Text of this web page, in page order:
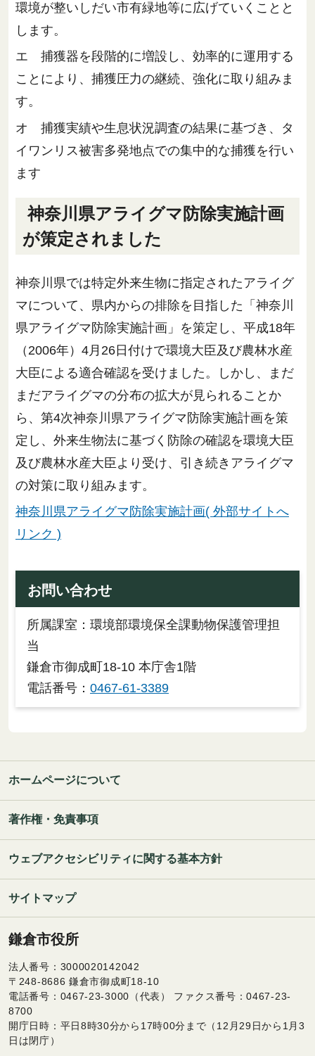
環境が整いしだい市有緑地等に広げていくことと
します。
エ 捕獲器を段階的に増設し、効率的に運用する
ことにより、捕獲圧力の継続、強化に取り組みま
す。
オ 捕獲実績や生息状況調査の結果に基づき、タ
イワンリス被害多発地点での集中的な捕獲を行い
ます
神奈川県アライグマ防除実施計画
が策定されました
神奈川県では特定外来生物に指定されたアライグ
マについて、県内からの排除を目指した「神奈川
県アライグマ防除実施計画」を策定し、平成18年
（2006年）4月26日付けで環境大臣及び農林水産
大臣による適合確認を受けました。しかし、まだ
まだアライグマの分布の拡大が見られることか
ら、第4次神奈川県アライグマ防除実施計画を策
定し、外来生物法に基づく防除の確認を環境大臣
及び農林水産大臣より受け、引き続きアライグマ
の対策に取り組みます。
神奈川県アライグマ防除実施計画( 外部サイトへ
リンク )
お問い合わせ
所属課室：環境部環境保全課動物保護管理担
当
鎌倉市御成町18-10 本庁舎1階
電話番号： 0467-61-3389
ホームページについて
著作権・免責事項
ウェブアクセシビリティに関する基本方針
サイトマップ
鎌倉市役所
法人番号：3000020142042
〒248-8686 鎌倉市御成町18-10
電話番号：0467-23-3000（代表） ファクス番号：0467-23-
8700
開庁日時：平日8時30分から17時00分まで（12月29日から1月3
日は閉庁）